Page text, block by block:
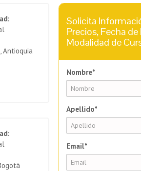
Antioquia
Solicita
Precios, Fecha de
Modalidad de
Nombre*
Apellido*
Email*